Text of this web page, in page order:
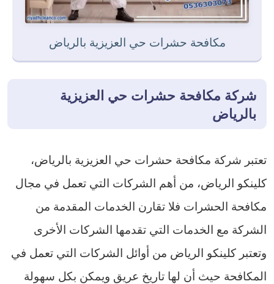
مكافحة حشرات حي العزيزية بالرياض
شركة مكافحة حشرات حي العزيزية
بالرياض
تعتبر شركة مكافحة حشرات حي العزيزية بالرياض،
كلينكو الرياض، من أهم الشركات التي تعمل في مجال
مكافحة الحشرات فلا تقارن الخدمات المقدمة من
الشركة مع الخدمات التي تقدمها الشركات الأخرى
وتعتبر كلينكو الرياض من أوائل الشركات التي تعمل في
المكافحة حيث أن لها تاريخ عريق ويمكن بكل سهولة